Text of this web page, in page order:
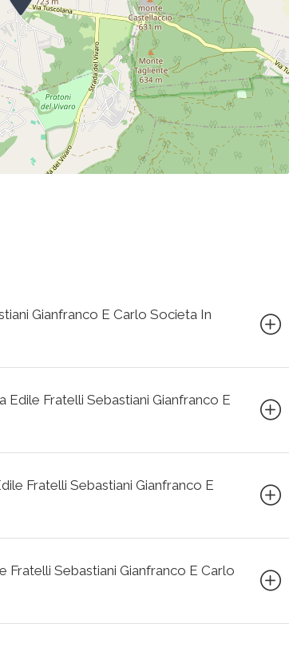
Gianfranco E Carlo Societa In
Fratelli Sebastiani Gianfranco E
Fratelli Sebastiani Gianfranco E
Fratelli Sebastiani Gianfranco E Carlo